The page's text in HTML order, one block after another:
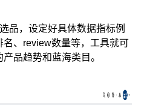
品，设定好具体数据指标例
、review数量等，工具就可
品趋势和蓝海类目。